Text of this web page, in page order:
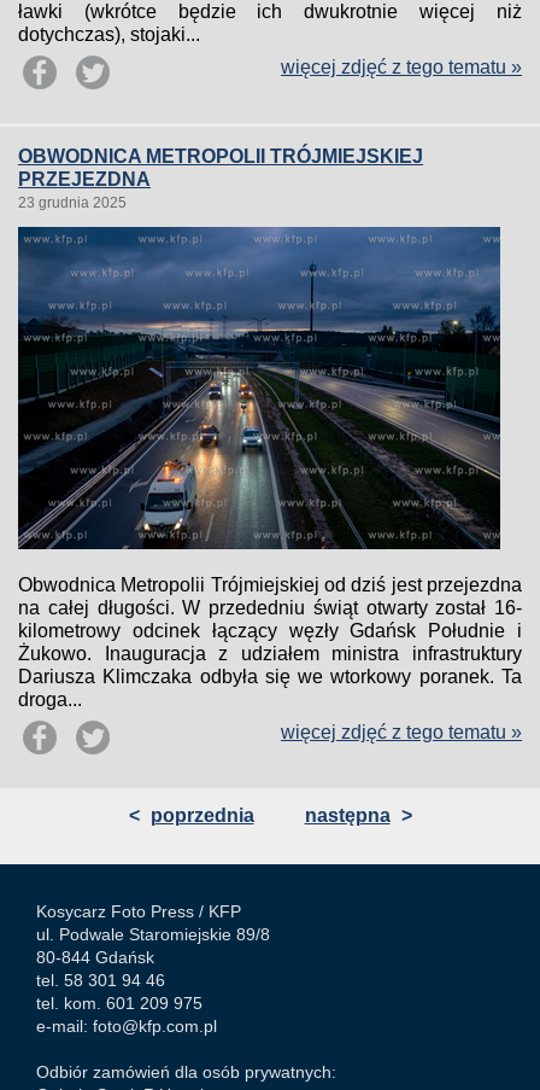
ławki (wkrótce będzie ich dwukrotnie więcej niż
dotychczas), stojaki...
więcej zdjęć z tego tematu »
OBWODNICA METROPOLII TRÓJMIEJSKIEJ
PRZEJEZDNA
23 grudnia 2025
Obwodnica Metropolii Trójmiejskiej od dziś jest przejezdna
na całej długości. W przededniu świąt otwarty został 16-
kilometrowy odcinek łączący węzły Gdańsk Południe i
Żukowo. Inauguracja z udziałem ministra infrastruktury
Dariusza Klimczaka odbyła się we wtorkowy poranek. Ta
droga...
więcej zdjęć z tego tematu »
< poprzednia następna >
Kosycarz Foto Press / KFP
ul. Podwale Staromiejskie 89/8
80-844 Gdańsk
tel. 58 301 94 46
tel. kom. 601 209 975
e-mail: foto@kfp.com.pl
Odbiór zamówień dla osób prywatnych: